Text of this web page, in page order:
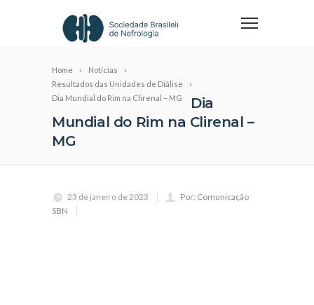
Home
Notícias
Resultados das Unidades de Diálise
Dia Mundial do Rim na Clirenal – MG
Dia
Mundial do Rim na Clirenal –
MG
23 de janeiro de 2023
Por: Comunicação
SBN